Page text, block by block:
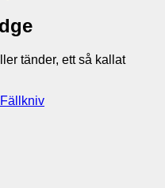
tänder, ett så kallat